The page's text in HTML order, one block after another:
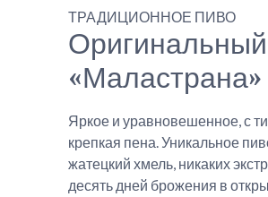
ТРАДИЦИОННОЕ ПИВО
«Маластрана»
Яркое и уравновешенное, с
крепкая пена. Уникальное
жатецкий хмель, никаких
десять дней брожения в